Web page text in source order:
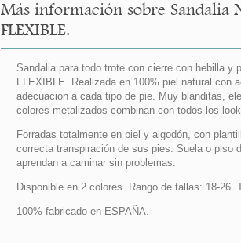
Más información sobre Sandalia
FLEXIBLE.
Sandalia para todo trote con cierre con hebilla
FLEXIBLE. Realizada en 100% piel natural con
adecuación a cada tipo de pie. Muy blanditas,
colores metalizados combinan con todos los
Forradas totalmente en piel y algodón, con
correcta transpiración de sus pies. Suela o piso
aprendan a caminar sin problemas.
Disponible en 2 colores. Rango de tallas: 18-26.
100% fabricado en ESPAÑA.